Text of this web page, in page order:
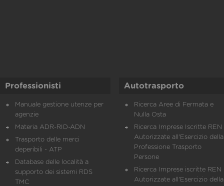
Professionisti
Manuale gestione utenze per
agenzie
Materia ADR-RID-ADN
Trasporto delle merci
deperibili - ATP
Database delle località a
supporto dei sistemi RDS
TMC
Autotrasporto
Ricerca Aree di Fermata e
Nulla Osta
Ricerca Imprese Iscritte REN
Autorizzate all'Esercizio della
Professione Trasporto
Persone
Ricerca Imprese iscritte REN
Autorizzate all'Esercizio della